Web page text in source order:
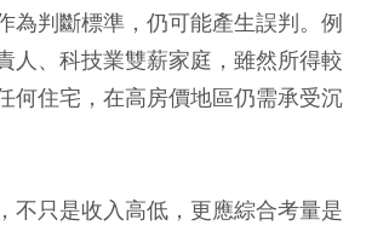
為判斷標準，仍可能產生誤判。例
人、科技業雙薪家庭，雖然所得較
何住宅，在高房價地區仍需承受沉
不只是收入高低，更應綜合考量是